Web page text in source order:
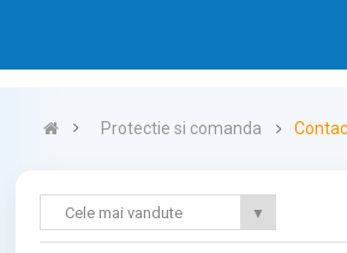
Protectie si comanda
Cele mai vandute ▼